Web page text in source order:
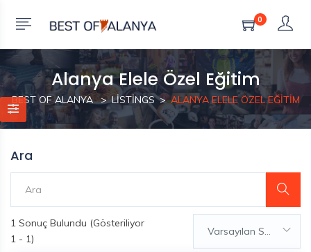
0
Alanya Elele Özel Eğitim
BEST OF ALANYA LISTINGS ALANYA ELELE ÖZEL EĞITIM
Ara
1 Sonuç Bulundu (Gösteriliyor
1 - 1)
Varsayılan Sıralama